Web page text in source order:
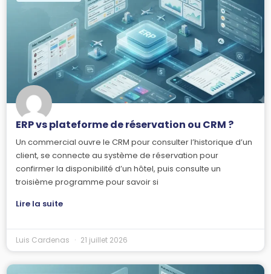
ERP vs plateforme de réservation ou CRM ?
Un commercial ouvre le CRM pour consulter l’historique d’un
client, se connecte au système de réservation pour
confirmer la disponibilité d’un hôtel, puis consulte un
troisième programme pour savoir si
Lire la suite
Luis Cardenas 21 juillet 2026